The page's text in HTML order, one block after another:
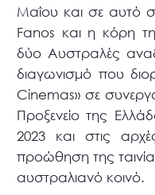
Μαΐου και σε αυτό
Fanos και η κόρη
δύο Αυστραλές
διαγωνισμό που
Cinemas» σε
Προξενείο της
2023 και στις
προώθηση της
αυστραλιανό κοινό.